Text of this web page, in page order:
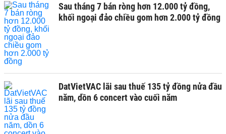
Sau tháng 7 bán ròng hơn 12.000 tỷ đồng,
khối ngoại đảo chiều gom hơn 2.000 tỷ đồng
DatVietVAC lãi sau thuế 135 tỷ đồng nửa đầu
năm, dồn 6 concert vào cuối năm